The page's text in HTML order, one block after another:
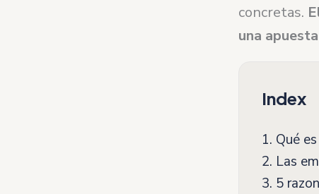
concretas.
una
Index
1. Qué
2. Las
3. 5